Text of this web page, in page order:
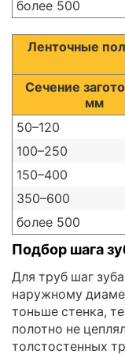
более 500
Ленточные
Сечение
мм
50–120
100–250
150–400
350–600
более 500
Подбор шага
Для труб шаг
наружному
тоньше стенка,
полотно не
толстостенных